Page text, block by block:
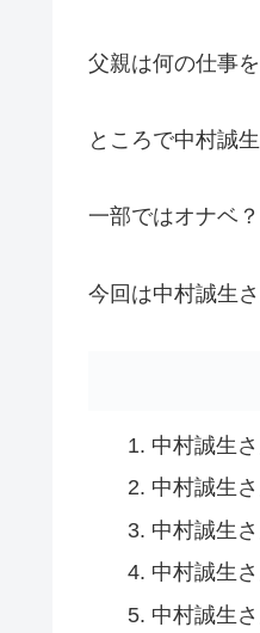
父親は何の仕事
ところで中村誠
一部ではオナベ
今回は中村誠生
中村誠生
中村誠生
中村誠生
中村誠生
中村誠生